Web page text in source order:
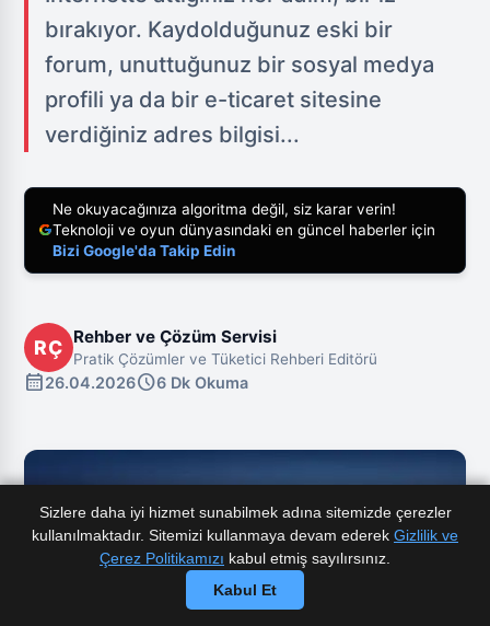
bırakıyor. Kaydolduğunuz eski bir
forum, unuttuğunuz bir sosyal medya
profili ya da bir e-ticaret sitesine
verdiğiniz adres bilgisi...
Ne okuyacağınıza algoritma değil, siz karar verin!
Teknoloji ve oyun dünyasındaki en güncel haberler için
Bizi Google'da Takip Edin
RÇ Rehber ve Çözüm Servisi
Pratik Çözümler ve Tüketici Rehberi Editörü
calendar_month26.04.2026schedule6 Dk Okuma
Sizlere daha iyi hizmet sunabilmek adına sitemizde çerezler
kullanılmaktadır. Sitemizi kullanmaya devam ederek Gizlilik ve
Çerez Politikamızı kabul etmiş sayılırsınız.
Kabul Et